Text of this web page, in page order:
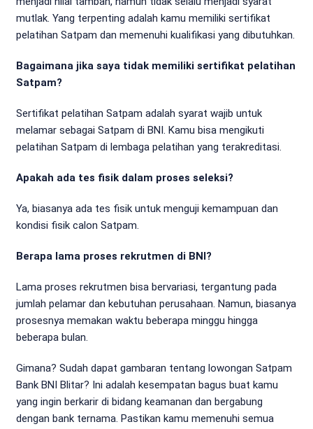
mutlak. Yang terpenting adalah kamu memiliki sertifikat
pelatihan Satpam dan memenuhi kualifikasi yang dibutuhkan.
Bagaimana jika saya tidak memiliki sertifikat pelatihan
Satpam?
Sertifikat pelatihan Satpam adalah syarat wajib untuk
melamar sebagai Satpam di BNI. Kamu bisa mengikuti
pelatihan Satpam di lembaga pelatihan yang terakreditasi.
Apakah ada tes fisik dalam proses seleksi?
Ya, biasanya ada tes fisik untuk menguji kemampuan dan
kondisi fisik calon Satpam.
Berapa lama proses rekrutmen di BNI?
Lama proses rekrutmen bisa bervariasi, tergantung pada
jumlah pelamar dan kebutuhan perusahaan. Namun, biasanya
prosesnya memakan waktu beberapa minggu hingga
beberapa bulan.
Gimana? Sudah dapat gambaran tentang lowongan Satpam
Bank BNI Blitar? Ini adalah kesempatan bagus buat kamu
yang ingin berkarir di bidang keamanan dan bergabung
dengan bank ternama. Pastikan kamu memenuhi semua